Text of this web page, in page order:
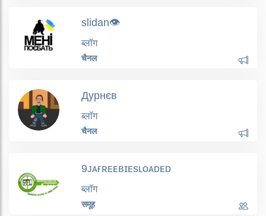
slidan👁
ब्लॉग
चैनल
Дурнєв
ब्लॉग
चैनल
9ᴊᴀғʀᴇᴇʙɪᴇsʟᴏᴀᴅᴇᴅ
ब्लॉग
समूह